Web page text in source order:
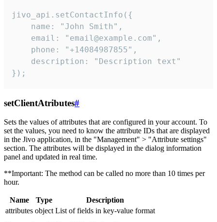
jivo_api.setContactInfo({
    name: "John Smith",
    email: "email@example.com",
    phone: "+14084987855",
    description: "Description text"
});
setClientAtributes#
Sets the values ​​of attributes that are configured in your account. To
set the values, you need to know the attribute IDs that are displayed
in the Jivo application, in the "Management" > "Attribute settings"
section. The attributes will be displayed in the dialog information
panel and updated in real time.
**Important: The method can be called no more than 10 times per
hour.
Name Type
Description
attributes object List of fields in key-value format